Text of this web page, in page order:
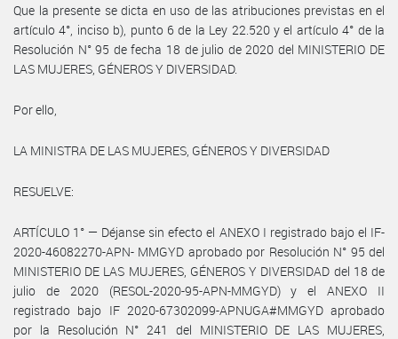
Que la presente se dicta en uso de las atribuciones previstas en el
artículo 4°, inciso b), punto 6 de la Ley 22.520 y el artículo 4° de la
Resolución N° 95 de fecha 18 de julio de 2020 del MINISTERIO DE
LAS MUJERES, GÉNEROS Y DIVERSIDAD.
Por ello,
LA MINISTRA DE LAS MUJERES, GÉNEROS Y DIVERSIDAD
RESUELVE:
ARTÍCULO 1° — Déjanse sin efecto el ANEXO I registrado bajo el IF-
2020-46082270-APN- MMGYD aprobado por Resolución N° 95 del
MINISTERIO DE LAS MUJERES, GÉNEROS Y DIVERSIDAD del 18 de
julio de 2020 (RESOL-2020-95-APN-MMGYD) y el ANEXO II
registrado bajo IF 2020-67302099-APNUGA#MMGYD aprobado
por la Resolución N° 241 del MINISTERIO DE LAS MUJERES,